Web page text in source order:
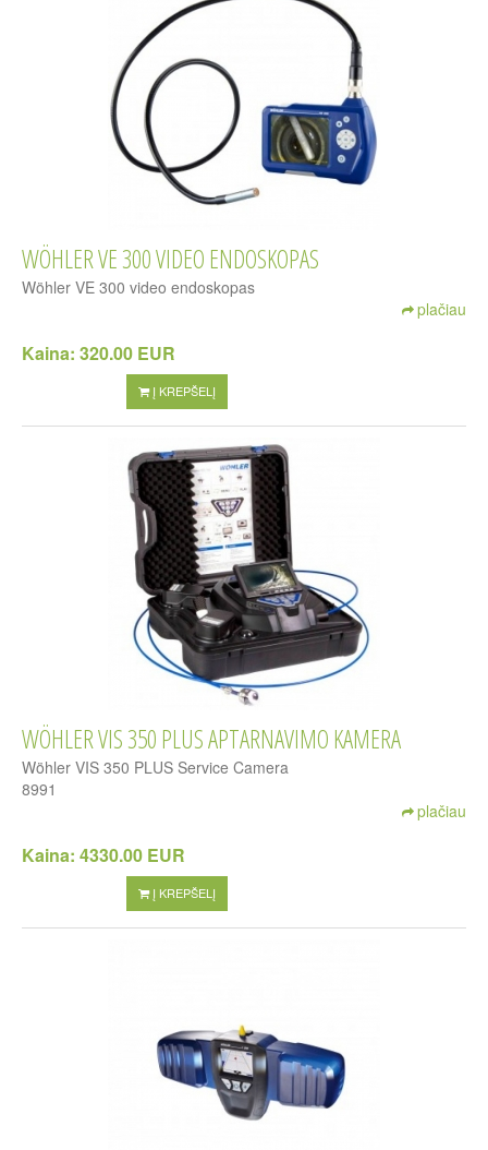
WÖHLER VE 300 VIDEO ENDOSKOPAS
Wöhler VE 300 video endoskopas
plačiau
Kaina: 320.00 EUR
Į KREPŠELĮ
WÖHLER VIS 350 PLUS APTARNAVIMO KAMERA
Wöhler VIS 350 PLUS Service Camera
8991
plačiau
Kaina: 4330.00 EUR
Į KREPŠELĮ